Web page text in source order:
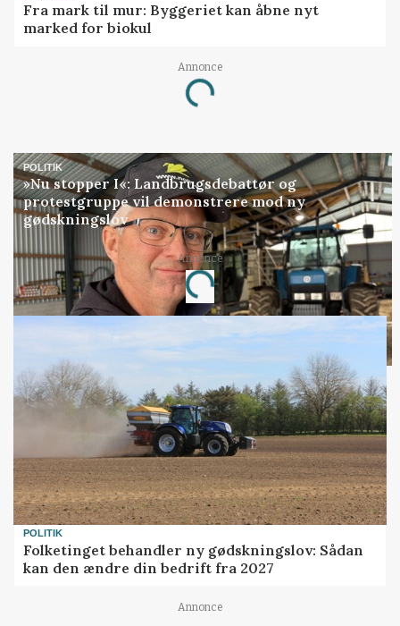
Fra mark til mur: Byggeriet kan åbne nyt
marked for biokul
Annonce
Loading...
POLITIK
»Nu stopper I«: Landbrugsdebattør og
protestgruppe vil demonstrere mod ny
gødskningslov
Annonce
Loading...
POLITIK
Folketinget behandler ny gødskningslov: Sådan
kan den ændre din bedrift fra 2027
Annonce